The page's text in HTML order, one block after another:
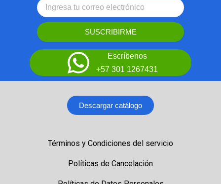
SUSCRIBIRME
Escríbenos
+57 301 1267431
Descargar catálogo
Términos y Condiciones del servicio
Políticas de Cancelación